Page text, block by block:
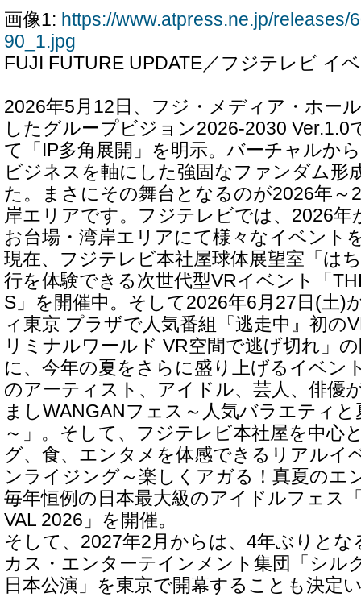
画像1: https://www.atpress.ne.jp/releases/
90_1.jpg
FUJI FUTURE UPDATE／フジテレビ イ
2026年5月12日、フジ・メディア・ホー
したグループビジョン2026-2030 Ver.1.0
て「IP多角展開」を明示。バーチャルか
ビジネスを軸にした強固なファンダム形
た。まさにその舞台となるのが2026年～
岸エリアです。フジテレビでは、2026年
お台場・湾岸エリアにて様々なイベント
現在、フジテレビ本社屋球体展望室「は
行を体験できる次世代型VRイベント「
S」を開催中。そして2026年6月27日(土)
ィ東京 プラザで人気番組『逃走中』初の
リミナルワールド VR空間で逃げ切れ」
に、今年の夏をさらに盛り上げるイベン
のアーティスト、アイドル、芸人、俳優
ましWANGANフェス～人気バラエティ
～」。そして、フジテレビ本社屋を中心
グ、食、エンタメを体感できるリアルイ
ンライジング～楽しくアガる！真夏のエ
毎年恒例の日本最大級のアイドルフェス
VAL 2026」を開催。
そして、2027年2月からは、4年ぶりとな
カス・エンターテインメント集団「シル
日本公演」を東京で開幕することも決定